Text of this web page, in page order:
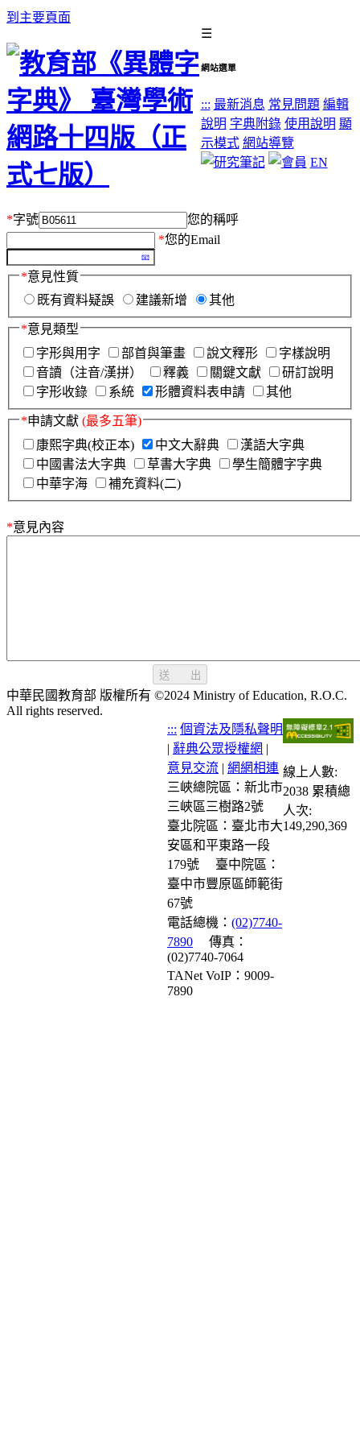
到主要頁面
☰
網站選單
::: 最新消息 常見問題 編輯
說明 字典附錄 使用說明 顯
示模式 網站導覽
EN
*字號
您的稱呼
*您的Email
*意見性質
既有資料疑誤
建議新增 其他
*意見類型
字形與用字
部首與筆畫 說文釋形
字樣說明
音讀（注音/漢拼）
釋義 關鍵文獻
研訂說明
字形收錄
系統 形體資料表申請 其他
*申請文獻 (最多五筆)
康熙字典(校正本)
中文大辭典
漢語大字典
中國書法大字典
草書大字典
學生簡體字字典
中華字海
補充資料(二)
*意見內容
送 出
中華民國教育部 版權所有 ©2024 Ministry of Education, R.O.C.
All rights reserved.
::: 個資法及隱私聲明
| 辭典公眾授權網 |
意見交流 | 網網相連
三峽總院區：新北市
三峽區三樹路2號
臺北院區：臺北市大
安區和平東路一段
179號
臺中院區：
臺中市豐原區師範街
67號
電話總機： (02)7740-
7890
傳真：
(02)7740-7064
TANet VoIP：9009-
7890
線上人數:
2038 累積總
人次:
149,290,369